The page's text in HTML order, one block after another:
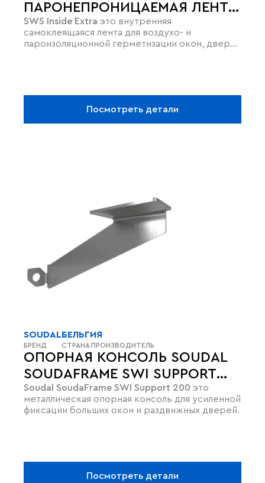
ПАРОНЕПРОНИЦАЕМАЯ ЛЕНТА
SWS INSIDE EXTRA ДЛЯ ОКОН
И ДВЕРЕЙ
SWS Inside Extra
самоклеящаяся лента для воздухо- и
пароизоляционной герметизации окон, дверей
Посмотреть детали
ОПОРНАЯ КОНСОЛЬ SOUDAL
SOUDAFRAME SWI SUPPORT
200 ДЛЯ ТЯЖЁЛЫХ ОКОН
Soudal SoudaFrame SWI Support 200
металлическая опорная консоль для усиленной
фиксации больших окон и раздвижных дверей.
SOUDAL
БРЕНД
БЕЛЬГИЯ
СТРАНА ПРОИЗВОДИТЕЛЬ
Посмотреть детали